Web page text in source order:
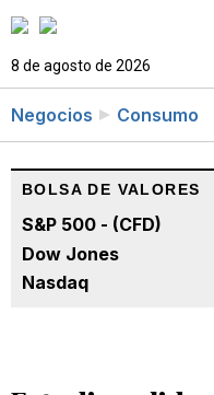
8 de agosto de 2026
Negocios Consumo
BOLSA DE VALORES
S&P 500 - (CFD)
Dow Jones
Nasdaq